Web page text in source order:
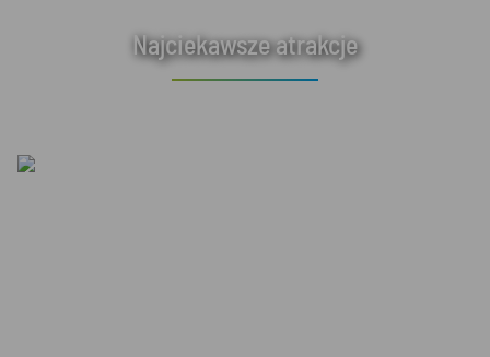
Najciekawsze atrakcje